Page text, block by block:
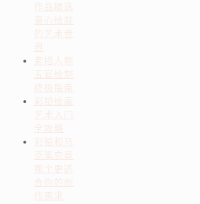
作品精选
童心绘就
的艺术世
界
素描人物
五官绘制
终极指南
彩铅绘画
艺术入门
全攻略
彩铅和马
克笔究竟
哪个更适
合你的创
作需求